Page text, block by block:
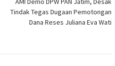
Tindak Tegas Dugaan Pemotongan
Dana Reses Juliana Eva Wati